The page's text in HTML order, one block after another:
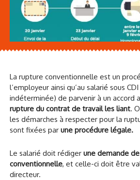
La rupture conventionnelle est un
l’employeur ainsi qu’au salarié sous
indéterminée) de parvenir à un accord
rupture du contrat de travail les liant.
les démarches à respecter pour la
sont fixées par une procédure légale.
Le salarié doit rédiger une demande
conventionnelle, et celle-ci doit être
directeur.